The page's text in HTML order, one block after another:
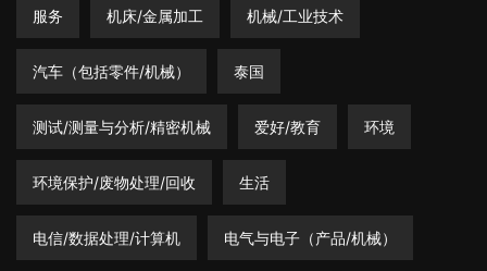
服务 机床/金属加工 机械/工业技术
汽车（包括零件/机械） 泰国
测试/测量与分析/精密机械 爱好/教育 环境
环境保护/废物处理/回收 生活
电信/数据处理/计算机 电气与电子（产品/机械）